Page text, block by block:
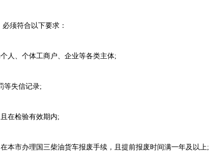
须符合以下要求：
、个体工商户、企业等各类主体;
失信记录;
在检验有效期内;
市办理国三柴油货车报废手续，且提前报废时间满一年及以上;